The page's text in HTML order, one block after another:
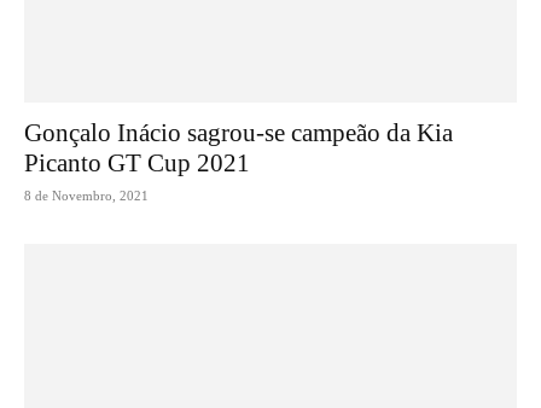
Gonçalo Inácio sagrou-se campeão da Kia
Picanto GT Cup 2021
8 de Novembro, 2021